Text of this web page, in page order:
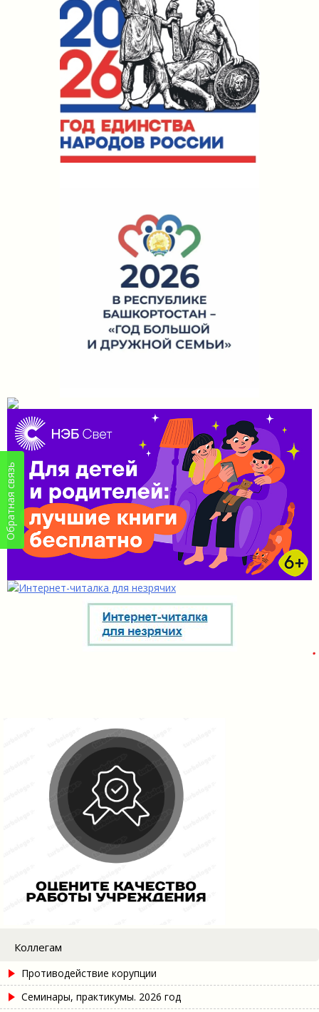
Коллегам
Противодействие корупции
Семинары, практикумы. 2026 год
Обратная связь